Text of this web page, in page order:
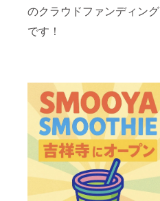
のクラウドファンディング
です！